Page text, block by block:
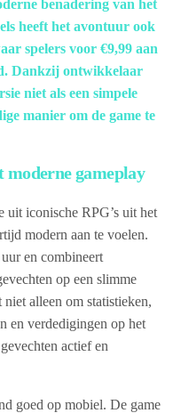
benadering van het
heeft het avontuur ook
spelers voor €9,99 aan
Dankzij ontwikkelaar
niet als een simpele
manier om de game te
moderne gameplay
uit iconische RPG’s uit het
modern aan te voelen.
en combineert
op een slimme
alleen om statistieken,
en verdedigingen op het
actief en
goed op mobiel. De game